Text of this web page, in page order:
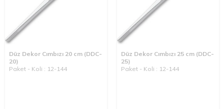
Düz Dekor Cımbızı 20 cm (DDC-
20)
Paket - Koli : 12-144
Düz Dekor Cımbızı 25 cm (DDC-
25)
Paket - Koli : 12-144